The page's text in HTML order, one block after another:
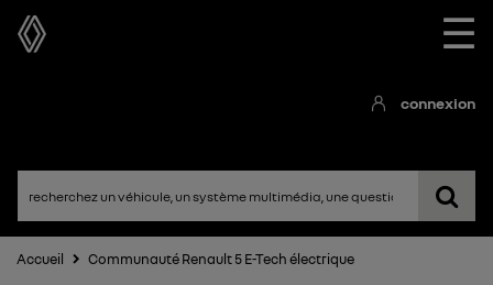
☰
connexion
Accueil Communauté Renault 5 E-Tech électrique